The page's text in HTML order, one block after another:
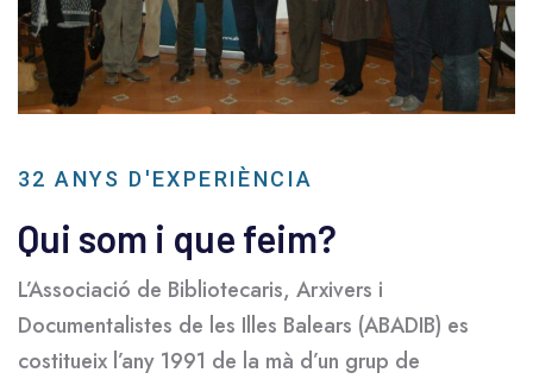
32 ANYS D'EXPERIÈNCIA
Qui som i que feim?
L’Associació de Bibliotecaris, Arxivers i
Documentalistes de les Illes Balears (ABADIB) es
costitueix l’any 1991 de la mà d’un grup de